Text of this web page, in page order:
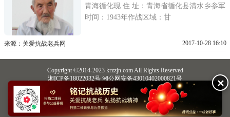
青海循化现 住 址：青海省循化县清水乡参军
时间：1943年作战区域：甘
来源：关爱抗战老兵网 2017-10-28 16:10
Copyright ©2014-2023 krzzjn.com All Rights Reserved
湘ICP备18022032号 湘公网安备43010402000821号
中央网信办违法和不良信息举报中心
长沙市互联网违法和不良信息举报中心
不良信息举报电话：0731-85531328 19198230121（微信同号）
纠错电话：18182129125 15116420702
QQ：2652168198
✕